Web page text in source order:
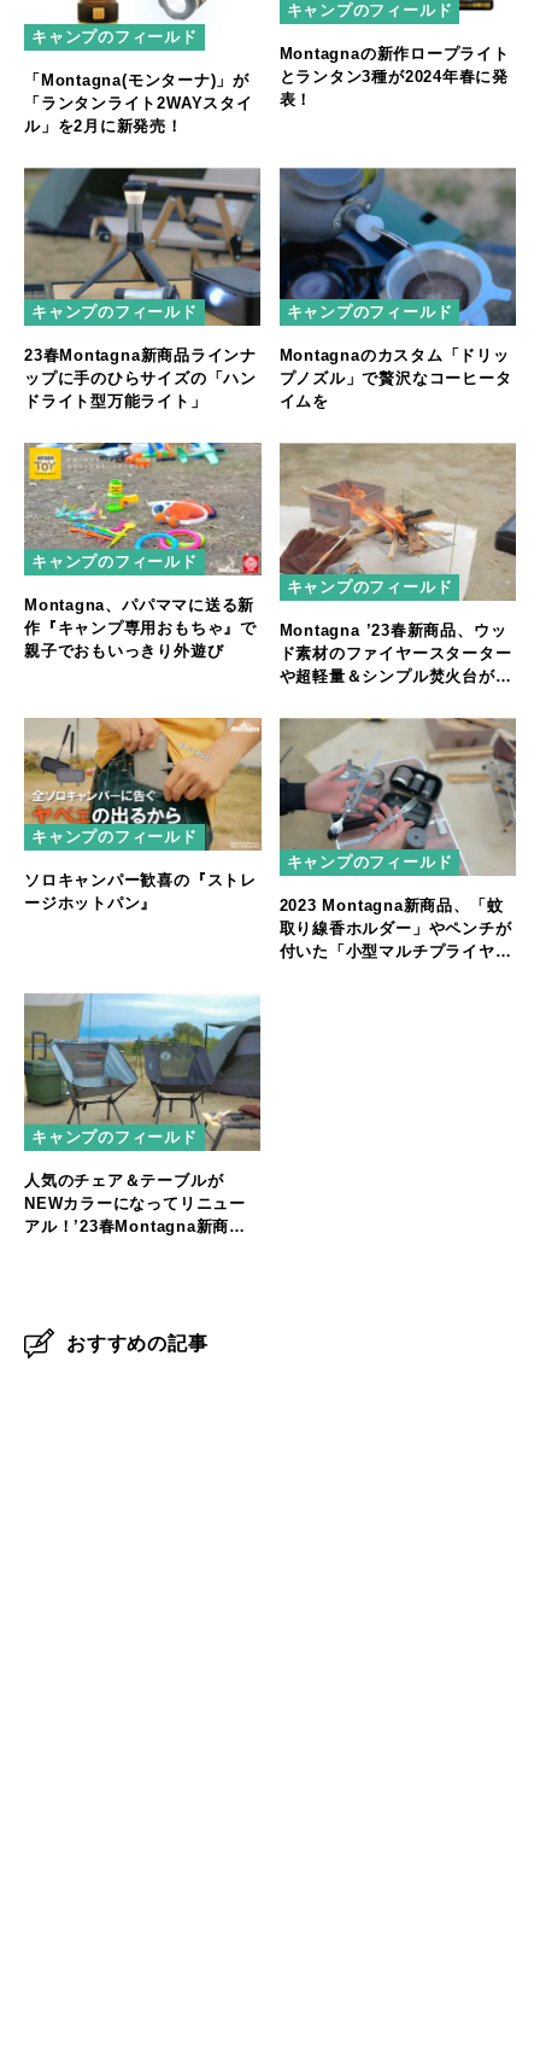
キャンプのフィールド
「Montagna(モンターナ)」が
「ランタンライト2WAYスタイ
ル」を2月に新発売！
キャンプのフィールド
Montagnaの新作ロープライト
とランタン3種が2024年春に発
表！
キャンプのフィールド
23春Montagna新商品ラインナ
ップに手のひらサイズの「ハン
ドライト型万能ライト」
キャンプのフィールド
Montagnaのカスタム「ドリッ
プノズル」で贅沢なコーヒータ
イムを
キャンプのフィールド
Montagna、パパママに送る新
作『キャンプ専用おもちゃ』で
親子でおもいっきり外遊び
キャンプのフィールド
Montagna ’23春新商品、ウッ
ド素材のファイヤースターター
や超軽量＆シンプル焚火台が登
キャンプのフィールド
ソロキャンパー歓喜の『ストレ
ージホットパン』
キャンプのフィールド
2023 Montagna新商品、「蚊
取り線香ホルダー」やペンチが
付いた「小型マルチプライヤ
キャンプのフィールド
人気のチェア＆テーブルが
NEWカラーになってリニュー
アル！’23春Montagna新商品
おすすめの記事